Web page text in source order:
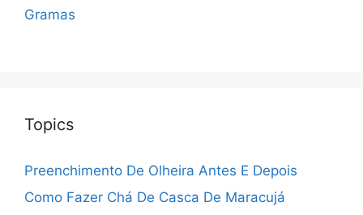
Gramas
Topics
Preenchimento De Olheira Antes E Depois
Como Fazer Chá De Casca De Maracujá